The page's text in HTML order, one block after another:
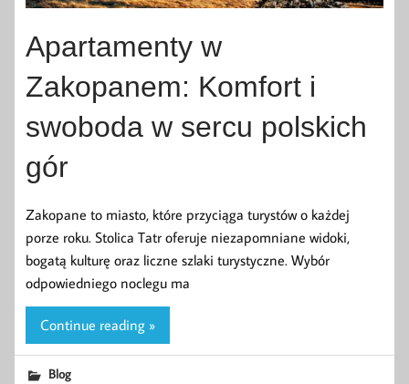
Apartamenty w
Zakopanem: Komfort i
swoboda w sercu polskich
gór
Zakopane to miasto, które przyciąga turystów o każdej
porze roku. Stolica Tatr oferuje niezapomniane widoki,
bogatą kulturę oraz liczne szlaki turystyczne. Wybór
odpowiedniego noclegu ma
Continue reading »
Blog